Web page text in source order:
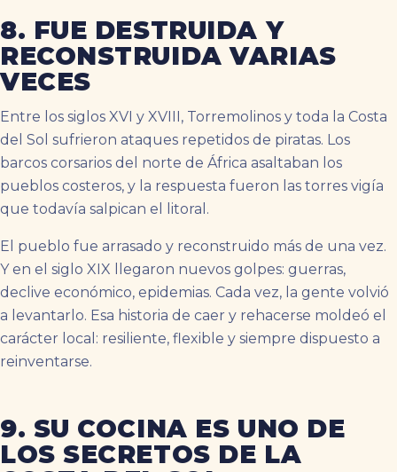
8. FUE DESTRUIDA Y
RECONSTRUIDA VARIAS
VECES
Entre los siglos XVI y XVIII, Torremolinos y toda la Costa
del Sol sufrieron ataques repetidos de piratas. Los
barcos corsarios del norte de África asaltaban los
pueblos costeros, y la respuesta fueron las torres vigía
que todavía salpican el litoral.
El pueblo fue arrasado y reconstruido más de una vez.
Y en el siglo XIX llegaron nuevos golpes: guerras,
declive económico, epidemias. Cada vez, la gente volvió
a levantarlo. Esa historia de caer y rehacerse moldeó el
carácter local: resiliente, flexible y siempre dispuesto a
reinventarse.
9. SU COCINA ES UNO DE
LOS SECRETOS DE LA